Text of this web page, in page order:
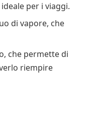
per i viaggi.
di vapore, che
che permette di
riempire